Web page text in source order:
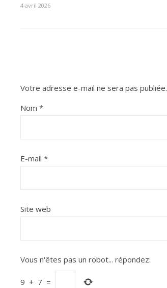
4 avril 2026
Votre adresse e-mail ne sera pas publiée.
Nom *
E-mail *
Site web
Vous n'êtes pas un robot... répondez:
9 + 7 =